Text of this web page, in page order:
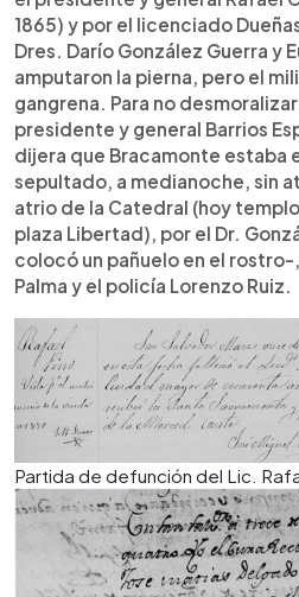
1865) y por el licenciado
Dres. Darío González Guerra y
amputaron la pierna, pero el
gangrena. Para no
presidente y general Barrios
dijera que Bracamonte estaba
sepultado, a medianoche, sin
atrio de la Catedral (hoy
plaza Libertad), por el Dr.
colocó un pañuelo en el
Palma y el policía Lorenzo Ruiz.
Partida de defunción del Lic.